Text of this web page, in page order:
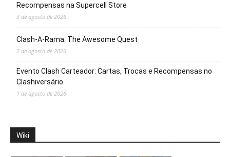
Recompensas na Supercell Store
3 de agosto de 2026
Clash-A-Rama: The Awesome Quest
2 de agosto de 2026
Evento Clash Carteador: Cartas, Trocas e Recompensas no
Clashiversário
1 de agosto de 2026
Wiki